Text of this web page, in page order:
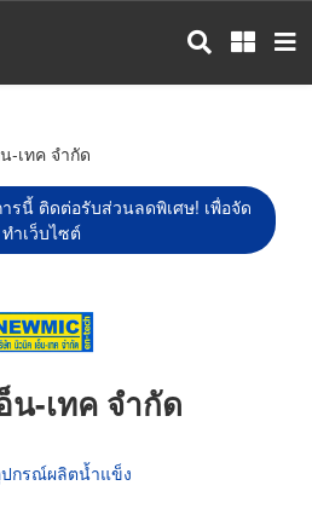
-เทค จำกัด
รนี้ ติดต่อรับส่วนลดพิเศษ! เพื่อจัด
ทำเว็บไซต์
น-เทค จำกัด
ปกรณ์ผลิตน้ำแข็ง